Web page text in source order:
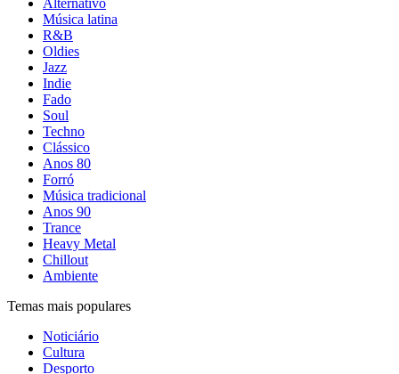
Alternativo
Música latina
R&B
Oldies
Jazz
Indie
Fado
Soul
Techno
Clássico
Anos 80
Forró
Música tradicional
Anos 90
Trance
Heavy Metal
Chillout
Ambiente
Temas mais populares
Noticiário
Cultura
Desporto